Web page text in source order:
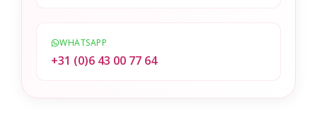
WHATSAPP
+31 (0)6 43 00 77 64